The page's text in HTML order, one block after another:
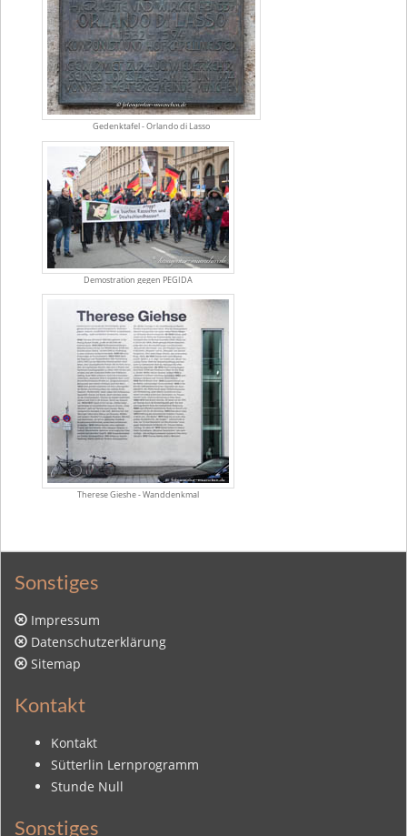
Gedenktafel - Orlando di Lasso
Demostration gegen PEGIDA
Therese Gieshe - Wanddenkmal
Sonstiges
Impressum
Datenschutzerklärung
Sitemap
Kontakt
Kontakt
Sütterlin Lernprogramm
Stunde Null
Sonstiges